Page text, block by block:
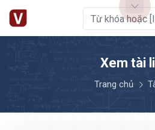
Xem tài
Trang chủ